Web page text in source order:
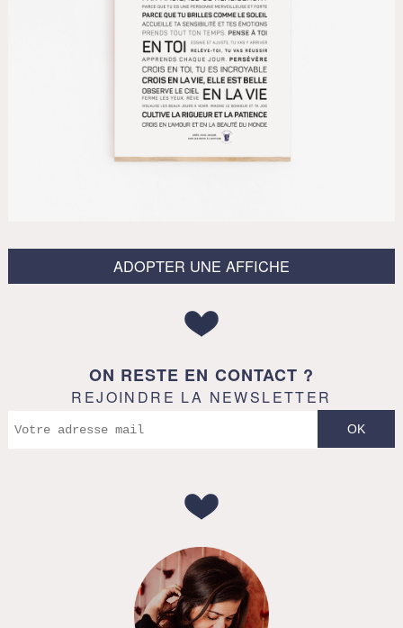
ADOPTER UNE AFFICHE
ON RESTE EN CONTACT ?
REJOINDRE LA NEWSLETTER